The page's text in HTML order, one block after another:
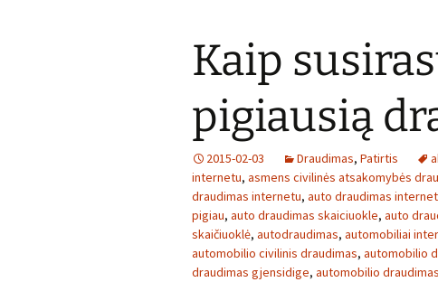
Kaip
pigiausią
2015-02-03 Draudimas, Patirtis
internetu, asmens civilinės atsakomybės
draudimas internetu, auto draudimas
pigiau, auto draudimas skaiciuokle, auto
skaičiuoklė, autodraudimas, automobiliai
automobilio civilinis draudimas, automobilio
draudimas gjensidige, automobilio